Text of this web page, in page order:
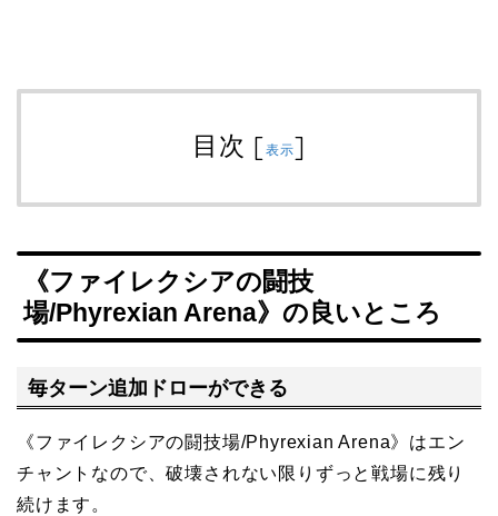
目次 [表示]
《ファイレクシアの闘技
場/Phyrexian Arena》の良いところ
毎ターン追加ドローができる
《ファイレクシアの闘技場/Phyrexian Arena》はエン
チャントなので、破壊されない限りずっと戦場に残り
続けます。